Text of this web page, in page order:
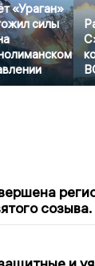
«Ураган»
силы